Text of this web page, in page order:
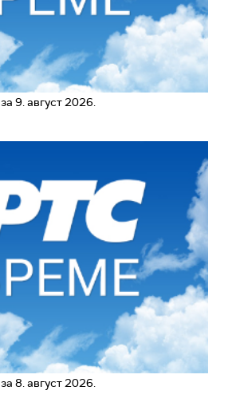
9. август 2026.
8. август 2026.